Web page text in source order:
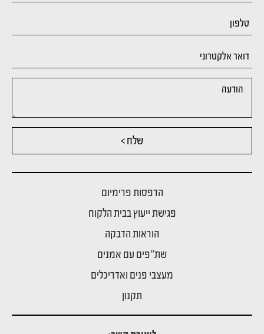
הדפסות פרימיום
פגישת ייעוץ בבית הלקוח
הוראות הדבקה
שת"פים עם אמנים
מעצבי פנים ואדריכלים
תקנון
שלח >